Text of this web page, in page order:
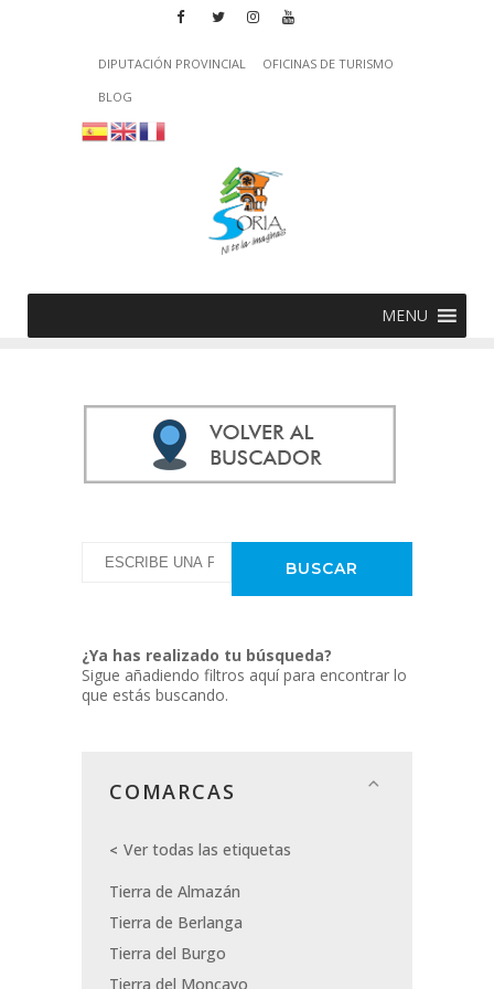
DIPUTACIÓN PROVINCIAL
OFICINAS DE TURISMO
BLOG
MENU
¿Ya has realizado tu búsqueda?
Sigue añadiendo filtros aquí para encontrar lo
que estás buscando.
COMARCAS
Ver todas las etiquetas
Tierra de Almazán
Tierra de Berlanga
Tierra del Burgo
Tierra del Moncayo